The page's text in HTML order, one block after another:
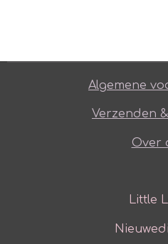
Algemene
Verzenden
Over
Little